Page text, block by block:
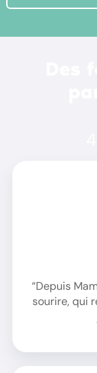
“Depuis
sourire, qui